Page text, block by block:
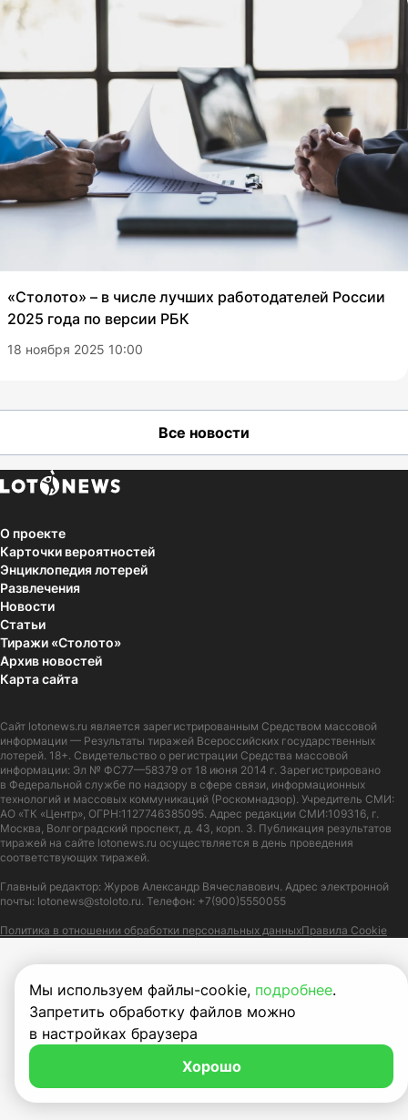
«Столото» – в числе лучших работодателей России
2025 года по версии РБК
18 ноября 2025 10:00
Все новости
Мы используем файлы-cookie, подробнее.
Запретить обработку файлов можно
в настройках браузера
Хорошо
О проекте
Карточки вероятностей
Энциклопедия лотерей
Развлечения
Новости
Статьи
Тиражи «Столото»
Архив новостей
Карта сайта
Сайт lotonews.ru является зарегистрированным Средством массовой
информации — Результаты тиражей Всероссийских государственных
лотерей. 18+. Свидетельство о регистрации Средства массовой
информации: Эл № ФС77—58379 от 18 июня 2014 г. Зарегистрировано
в Федеральной службе по надзору в сфере связи, информационных
технологий и массовых коммуникаций (Роскомнадзор). Учредитель СМИ:
АО «ТК «Центр», ОГРН:1127746385095. Адрес редакции СМИ:109316, г.
Москва, Волгоградский проспект, д. 43, корп. 3. Публикация результатов
тиражей на сайте lotonews.ru осуществляется в день проведения
соответствующих тиражей.
Главный редактор: Журов Александр Вячеславович. Адрес электронной
почты: lotonews@stoloto.ru. Телефон: +7(900)5550055
Политика в отношении обработки персональных данныхПравила Cookie